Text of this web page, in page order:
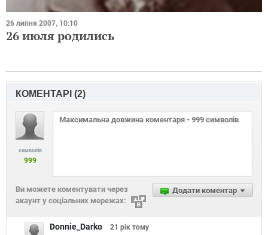
26 липня 2007, 10:10
26 июля родились
КОМЕНТАРІ (2)
символів
999
Додати коментар
Ви можете коментувати через
акаунт у соціальних мережах:
Donnie_Darko 21 рік тому